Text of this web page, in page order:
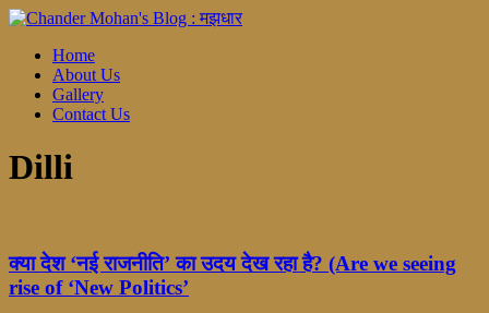
Home
About Us
Gallery
Contact Us
Dilli
क्या देश ‘नई राजनीति’ का उदय देख रहा है? (Are we seeing
rise of ‘New Politics’